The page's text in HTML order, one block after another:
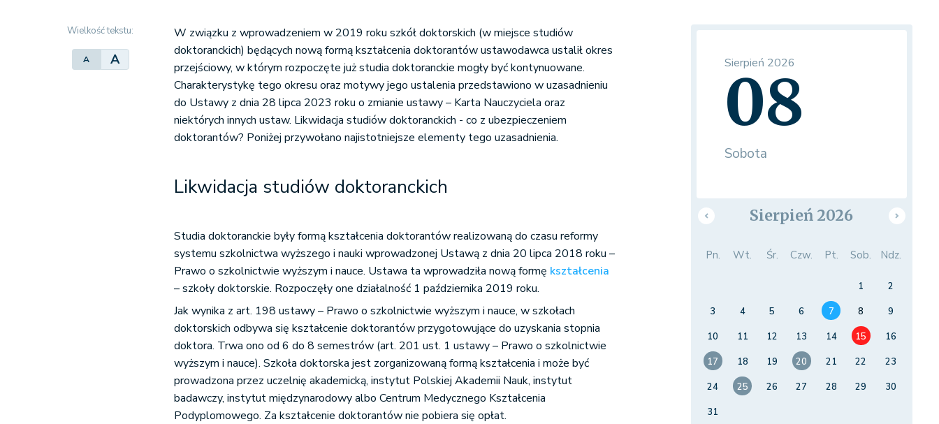
Wielkość tekstu:
A A
W związku z wprowadzeniem w 2019 roku szkół doktorskich (w miejsce studiów
doktoranckich) będących nową formą kształcenia doktorantów ustawodawca ustalił okres
przejściowy, w którym rozpoczęte już studia doktoranckie mogły być kontynuowane.
Charakterystykę tego okresu oraz motywy jego ustalenia przedstawiono w uzasadnieniu
do Ustawy z dnia 28 lipca 2023 roku o zmianie ustawy – Karta Nauczyciela oraz
niektórych innych ustaw. Likwidacja studiów doktoranckich - co z ubezpieczeniem
doktorantów? Poniżej przywołano najistotniejsze elementy tego uzasadnienia.
Likwidacja studiów doktoranckich
Studia doktoranckie były formą kształcenia doktorantów realizowaną do czasu reformy
systemu szkolnictwa wyższego i nauki wprowadzonej Ustawą z dnia 20 lipca 2018 roku –
Prawo o szkolnictwie wyższym i nauce. Ustawa ta wprowadziła nową formę kształcenia
– szkoły doktorskie. Rozpoczęły one działalność 1 października 2019 roku.
Jak wynika z art. 198 ustawy – Prawo o szkolnictwie wyższym i nauce, w szkołach
doktorskich odbywa się kształcenie doktorantów przygotowujące do uzyskania stopnia
doktora. Trwa ono od 6 do 8 semestrów (art. 201 ust. 1 ustawy – Prawo o szkolnictwie
wyższym i nauce). Szkoła doktorska jest zorganizowaną formą kształcenia i może być
prowadzona przez uczelnię akademicką, instytut Polskiej Akademii Nauk, instytut
badawczy, instytut międzynarodowy albo Centrum Medycznego Kształcenia
Podyplomowego. Za kształcenie doktorantów nie pobiera się opłat.
Sierpień 2026
08
Sobota
Sierpień 2026
Pn. Wt. Śr. Czw. Pt. Sob. Ndz.
1
2
3
4 5 6 7 8
9
10
11 12 13 14 15
16
17
18 19 20 21 22
23
24
25 26 27 28 29
30
31